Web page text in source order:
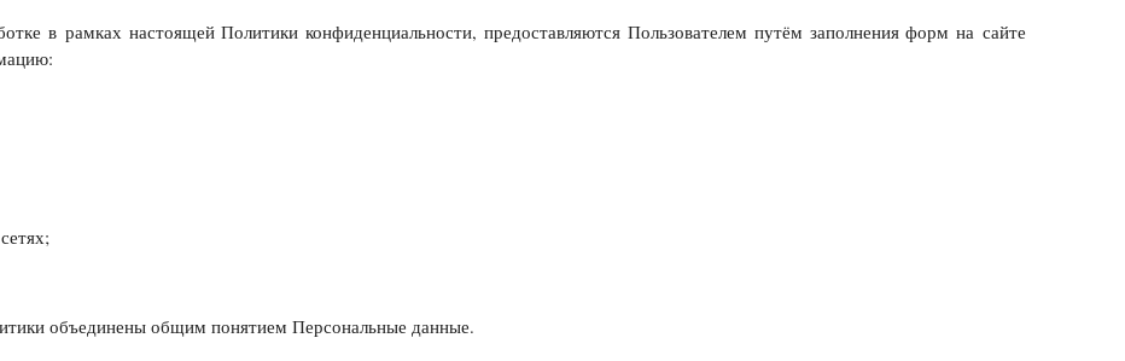
в рамках настоящей Политики конфиденциальности, предоставляются Пользователем путём заполнения форм на сайте
объединены общим понятием Персональные данные.